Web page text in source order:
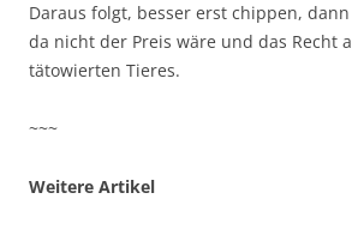
Daraus folgt, besser erst chippen,
da nicht der Preis wäre und das Recht
tätowierten Tieres.
~~~
Weitere Artikel